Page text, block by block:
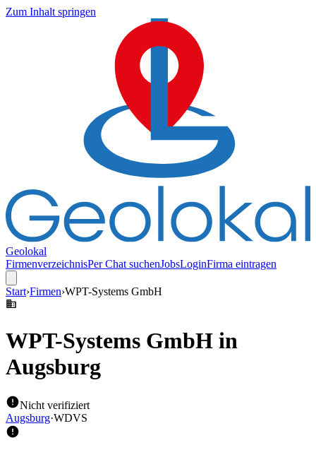
Zum Inhalt springen
Geolokal
FirmenverzeichnisPer Chat suchenJobsLoginFirma eintragen
Start›Firmen›WPT-Systems GmbH
WPT-Systems GmbH in
Augsburg
Nicht verifiziert
Augsburg·WDVS